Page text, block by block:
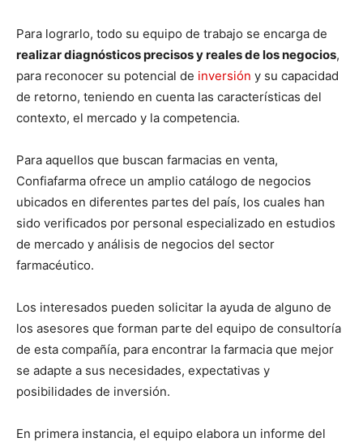
Para lograrlo, todo su equipo de trabajo se encarga de
realizar diagnósticos precisos y reales de los negocios,
para reconocer su potencial de inversión y su capacidad
de retorno, teniendo en cuenta las características del
contexto, el mercado y la competencia.
Para aquellos que buscan farmacias en venta,
Confiafarma ofrece un amplio catálogo de negocios
ubicados en diferentes partes del país, los cuales han
sido verificados por personal especializado en estudios
de mercado y análisis de negocios del sector
farmacéutico.
Los interesados pueden solicitar la ayuda de alguno de
los asesores que forman parte del equipo de consultoría
de esta compañía, para encontrar la farmacia que mejor
se adapte a sus necesidades, expectativas y
posibilidades de inversión.
En primera instancia, el equipo elabora un informe del